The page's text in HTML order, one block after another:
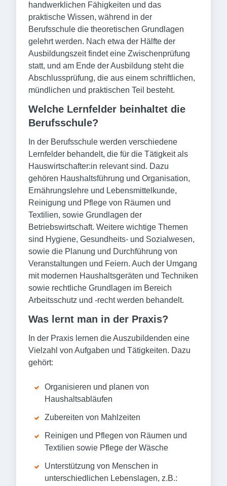
handwerklichen Fähigkeiten und das
praktische Wissen, während in der
Berufsschule die theoretischen Grundlagen
gelehrt werden. Nach etwa der Hälfte der
Ausbildungszeit findet eine Zwischenprüfung
statt, und am Ende der Ausbildung steht die
Abschlussprüfung, die aus einem schriftlichen,
mündlichen und praktischen Teil besteht.
Welche Lernfelder beinhaltet die
Berufsschule?
In der Berufsschule werden verschiedene
Lernfelder behandelt, die für die Tätigkeit als
Hauswirtschafter:in relevant sind. Dazu
gehören Haushaltsführung und Organisation,
Ernährungslehre und Lebensmittelkunde,
Reinigung und Pflege von Räumen und
Textilien, sowie Grundlagen der
Betriebswirtschaft. Weitere wichtige Themen
sind Hygiene, Gesundheits- und Sozialwesen,
sowie die Planung und Durchführung von
Veranstaltungen und Feiern. Auch der Umgang
mit modernen Haushaltsgeräten und Techniken
sowie rechtliche Grundlagen im Bereich
Arbeitsschutz und -recht werden behandelt.
Was lernt man in der Praxis?
In der Praxis lernen die Auszubildenden eine
Vielzahl von Aufgaben und Tätigkeiten. Dazu
gehört:
Organisieren und planen von
Haushaltsabläufen
Zubereiten von Mahlzeiten
Reinigen und Pflegen von Räumen und
Textilien sowie Pflege der Wäsche
Unterstützung von Menschen in
unterschiedlichen Lebenslagen, z.B.: